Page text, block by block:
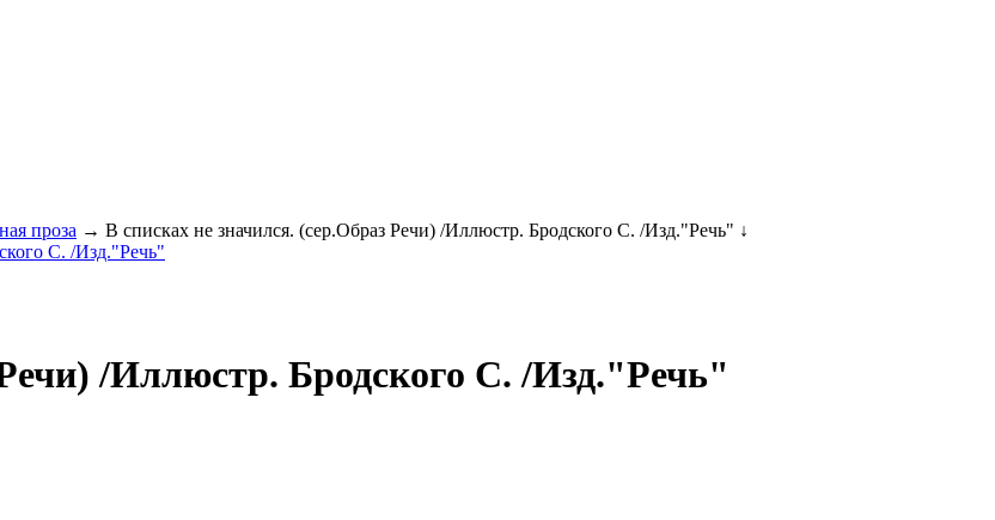
проза → В списках не значился. (сер.Образ Речи) /Иллюстр. Бродского С. /Изд."Речь" ↓
/Иллюстр. Бродского С. /Изд."Речь"